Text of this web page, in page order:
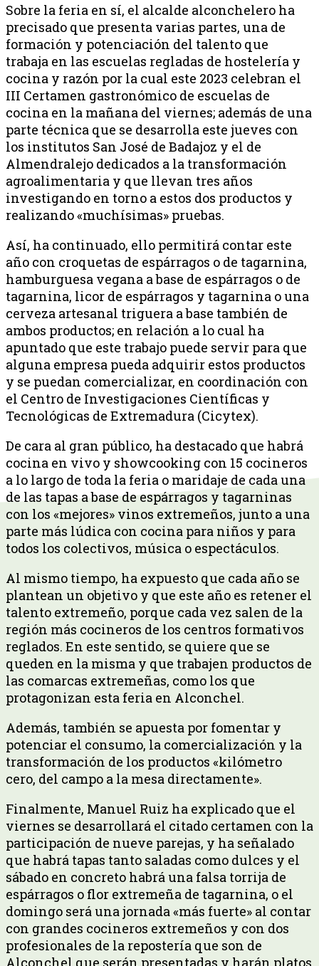
Sobre la feria en sí, el alcalde alconchelero ha
precisado que presenta varias partes, una de
formación y potenciación del talento que
trabaja en las escuelas regladas de hostelería y
cocina y razón por la cual este 2023 celebran el
III Certamen gastronómico de escuelas de
cocina en la mañana del viernes; además de una
parte técnica que se desarrolla este jueves con
los institutos San José de Badajoz y el de
Almendralejo dedicados a la transformación
agroalimentaria y que llevan tres años
investigando en torno a estos dos productos y
realizando «muchísimas» pruebas.
Así, ha continuado, ello permitirá contar este
año con croquetas de espárragos o de tagarnina,
hamburguesa vegana a base de espárragos o de
tagarnina, licor de espárragos y tagarnina o una
cerveza artesanal triguera a base también de
ambos productos; en relación a lo cual ha
apuntado que este trabajo puede servir para que
alguna empresa pueda adquirir estos productos
y se puedan comercializar, en coordinación con
el Centro de Investigaciones Científicas y
Tecnológicas de Extremadura (Cicytex).
De cara al gran público, ha destacado que habrá
cocina en vivo y showcooking con 15 cocineros
a lo largo de toda la feria o maridaje de cada una
de las tapas a base de espárragos y tagarninas
con los «mejores» vinos extremeños, junto a una
parte más lúdica con cocina para niños y para
todos los colectivos, música o espectáculos.
Al mismo tiempo, ha expuesto que cada año se
plantean un objetivo y que este año es retener el
talento extremeño, porque cada vez salen de la
región más cocineros de los centros formativos
reglados. En este sentido, se quiere que se
queden en la misma y que trabajen productos de
las comarcas extremeñas, como los que
protagonizan esta feria en Alconchel.
Además, también se apuesta por fomentar y
potenciar el consumo, la comercialización y la
transformación de los productos «kilómetro
cero, del campo a la mesa directamente».
Finalmente, Manuel Ruiz ha explicado que el
viernes se desarrollará el citado certamen con la
participación de nueve parejas, y ha señalado
que habrá tapas tanto saladas como dulces y el
sábado en concreto habrá una falsa torrija de
espárragos o flor extremeña de tagarnina, o el
domingo será una jornada «más fuerte» al contar
con grandes cocineros extremeños y con dos
profesionales de la repostería que son de
Alconchel que serán presentadas y harán platos